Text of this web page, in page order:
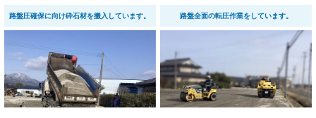
路盤圧確保に向け砕石材を搬入しています。 路盤全面の転圧作業をしています。